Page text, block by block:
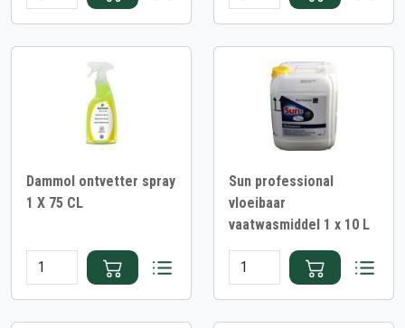
Dammol ontvetter spray
1 X 75 CL
Sun professional
vloeibaar
vaatwasmiddel 1 x 10 L